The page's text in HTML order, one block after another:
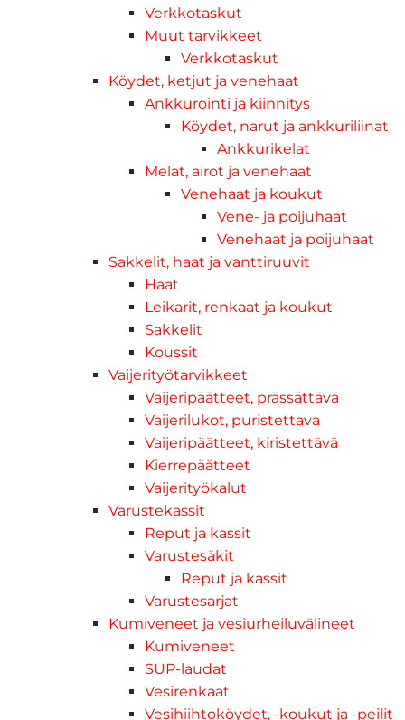
Verkkotaskut
Muut tarvikkeet
Verkkotaskut
Köydet, ketjut ja venehaat
Ankkurointi ja kiinnitys
Köydet, narut ja ankkuriliinat
Ankkurikelat
Melat, airot ja venehaat
Venehaat ja koukut
Vene- ja poijuhaat
Venehaat ja poijuhaat
Sakkelit, haat ja vanttiruuvit
Haat
Leikarit, renkaat ja koukut
Sakkelit
Koussit
Vaijerityötarvikkeet
Vaijeripäätteet, prässättävä
Vaijerilukot, puristettava
Vaijeripäätteet, kiristettävä
Kierrepäätteet
Vaijerityökalut
Varustekassit
Reput ja kassit
Varustesäkit
Reput ja kassit
Varustesarjat
Kumiveneet ja vesiurheiluvälineet
Kumiveneet
SUP-laudat
Vesirenkaat
Vesihiihtoköydet, -koukut ja -peilit